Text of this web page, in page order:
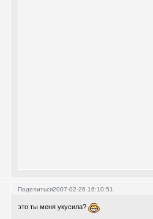
Поделиться2007-02-26 16:10:51
это ты меня укусила?